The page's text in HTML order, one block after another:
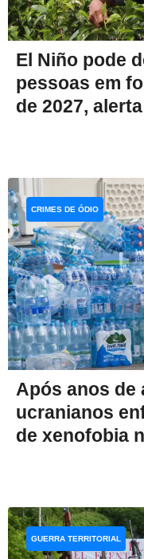
El Niño pode
pessoas em
de 2027,
Após anos de
ucranianos
de xenofobia
CRIMES DE ÓDIO
GUERRA TERRITORIAL